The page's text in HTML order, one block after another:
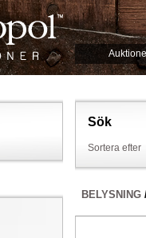
Sök
Sortera efter
BELYSNING